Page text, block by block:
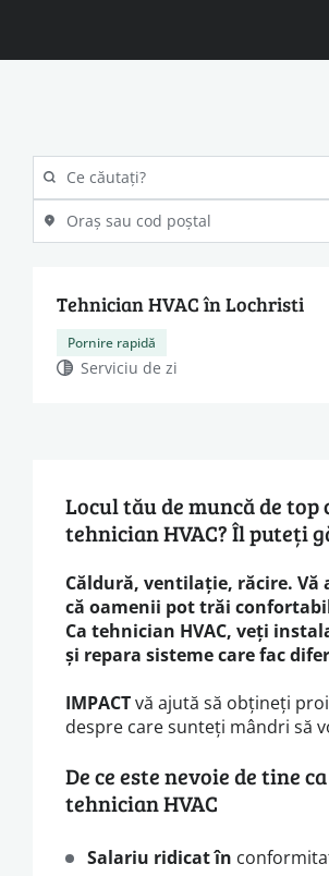
Tehnician HVAC în Lochristi
Pornire rapidă
Serviciu de zi
Locul tău de muncă de top
tehnician HVAC? Îl puteți
Căldură, ventilație, răcire. Vă
că oamenii pot trăi
Ca tehnician HVAC, veți
și repara sisteme care fac
IMPACTvă ajută să obțineți
despre care sunteți mândri să
De ce este nevoie de tine ca
tehnician HVAC
Salariu ridicat în